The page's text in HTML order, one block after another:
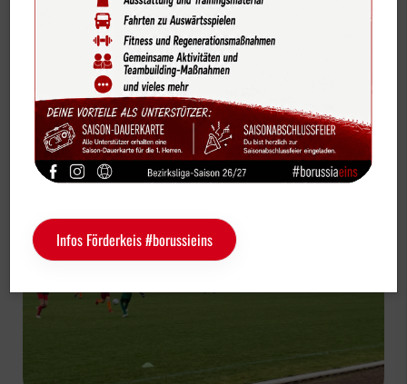
Vereinsnews #borussenmädelz
U13-Juniorinnen: „Jeder hat einen Mann!“
Bildergalerien
Vereinskalender
Sportdeutschland-News
Das LSB-Magazin "Wir im Sport"
Sponsoren
YouTube
Infos Förderkeis #borussieins